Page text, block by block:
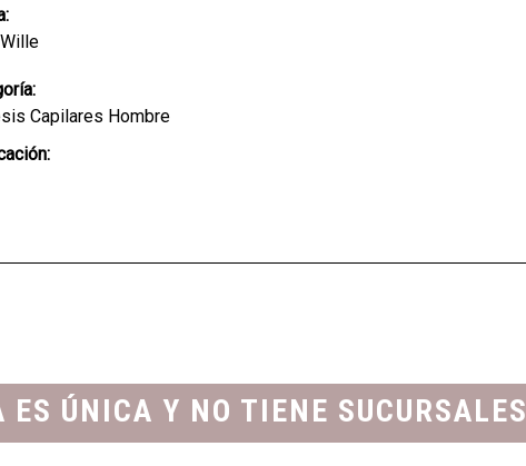
Capilares Hombre
ES ÚNICA Y NO TIENE SUCURSALES